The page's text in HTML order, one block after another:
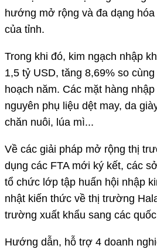
hướng mở rộng và đa dạng
của tỉnh.
Trong khi đó, kim ngạch nhập
1,5 tỷ USD, tăng 8,69% so
hoạch năm. Các mặt hàng
nguyên phụ liệu dệt may, da
chăn nuôi, lúa mì...
Về các giải pháp mở rộng thị
dụng các FTA mới ký kết, các
tổ chức lớp tập huấn hội nhập
nhật kiến thức về thị trường
trường xuất khẩu sang các
Hướng dẫn, hỗ trợ 4 doanh